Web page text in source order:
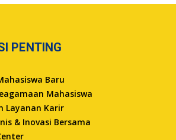
PENTING
Baru
Mahasiswa
Layanan Karir
& Inovasi Bersama